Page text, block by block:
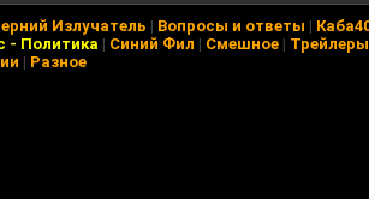
Излучатель | Вопросы и ответы |
- Политика | Синий Фил | Смешное| Трейлеры
| Разное